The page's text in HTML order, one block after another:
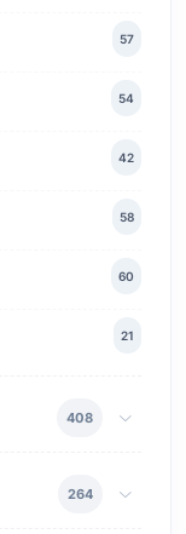
57
54
42
58
60
21
408
264